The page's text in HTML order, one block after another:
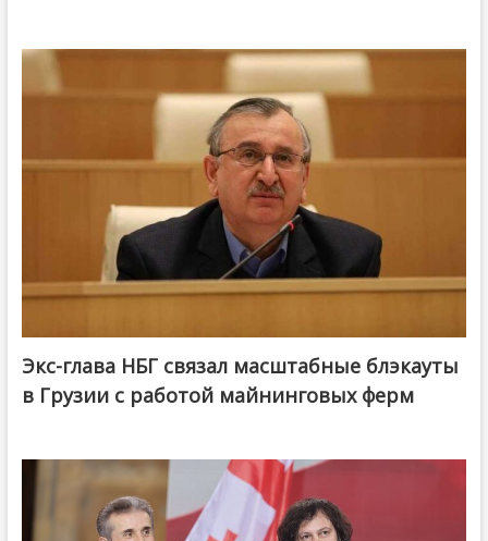
Экс-глава НБГ связал масштабные блэкауты
в Грузии с работой майнинговых ферм